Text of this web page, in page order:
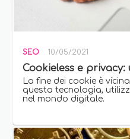
SEO 10/05/2021
Cookieless e
La fine dei cookie è
questa tecnologia,
nel mondo digitale.